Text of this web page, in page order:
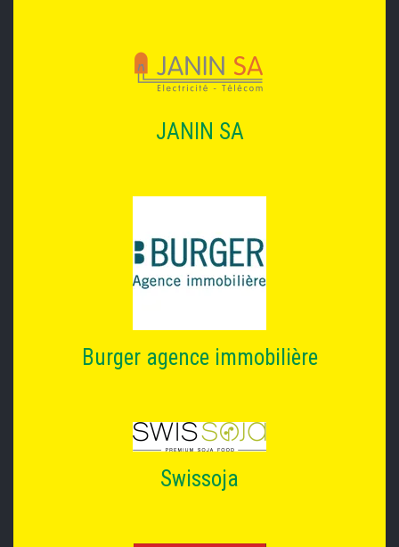
JANIN SA
Burger agence immobilière
Swissoja